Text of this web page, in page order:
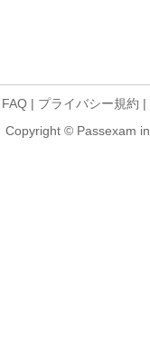
FAQ | プライバシー規約 |
Copyright © Passexam